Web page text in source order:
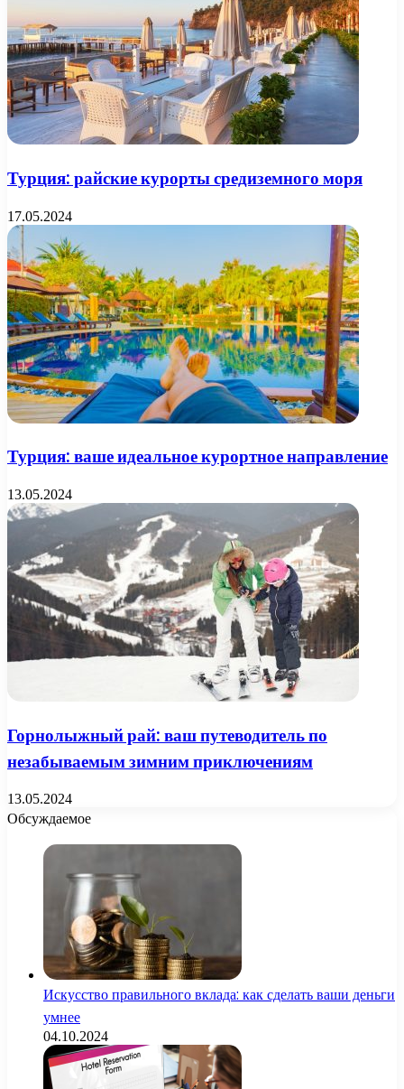
Турция: райские курорты средиземного моря
17.05.2024
Турция: ваше идеальное курортное направление
13.05.2024
Горнолыжный рай: ваш путеводитель по
незабываемым зимним приключениям
13.05.2024
Обсуждаемое
Искусство правильного вклада: как сделать ваши деньги
умнее
04.10.2024